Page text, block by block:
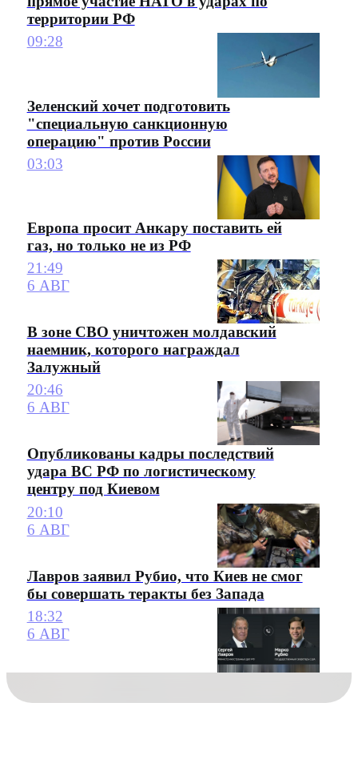
территории РФ
09:28
Зеленский хочет подготовить
"специальную санкционную
операцию" против России
03:03
Европа просит Анкару поставить ей
газ, но только не из РФ
21:49
6 АВГ
В зоне СВО уничтожен молдавский
наемник, которого награждал
Залужный
20:46
6 АВГ
Опубликованы кадры последствий
удара ВС РФ по логистическому
центру под Киевом
20:10
6 АВГ
Лавров заявил Рубио, что Киев не смог
бы совершать теракты без Запада
18:32
6 АВГ